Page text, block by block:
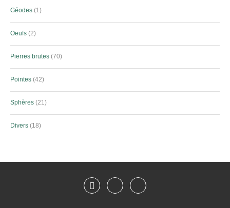
Géodes 1
Oeufs 2
Pierres brutes 70
Pointes 42
Sphères 21
Divers 18